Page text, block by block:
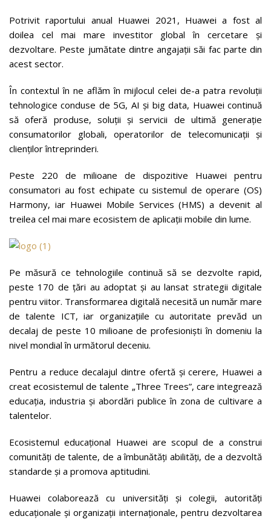
Potrivit raportului anual Huawei 2021, Huawei a fost al
doilea cel mai mare investitor global în cercetare și
dezvoltare. Peste jumătate dintre angajații săi fac parte din
acest sector.
În contextul în ne aflăm în mijlocul celei de-a patra revoluții
tehnologice conduse de 5G, AI și big data, Huawei continuă
să oferă produse, soluții și servicii de ultimă generație
consumatorilor globali, operatorilor de telecomunicații și
clienților întreprinderi.
Peste 220 de milioane de dispozitive Huawei pentru
consumatori au fost echipate cu sistemul de operare (OS)
Harmony, iar Huawei Mobile Services (HMS) a devenit al
treilea cel mai mare ecosistem de aplicații mobile din lume.
Pe măsură ce tehnologiile continuă să se dezvolte rapid,
peste 170 de țări au adoptat și au lansat strategii digitale
pentru viitor. Transformarea digitală necesită un număr mare
de talente ICT, iar organizațiile cu autoritate prevăd un
decalaj de peste 10 milioane de profesioniști în domeniu la
nivel mondial în următorul deceniu.
Pentru a reduce decalajul dintre ofertă și cerere, Huawei a
creat ecosistemul de talente „Three Trees”, care integrează
educația, industria și abordări publice în zona de cultivare a
talentelor.
Ecosistemul educațional Huawei are scopul de a construi
comunități de talente, de a îmbunătăți abilități, de a dezvoltă
standarde și a promova aptitudini.
Huawei colaborează cu universități și colegii, autorități
educaționale și organizații internaționale, pentru dezvoltarea